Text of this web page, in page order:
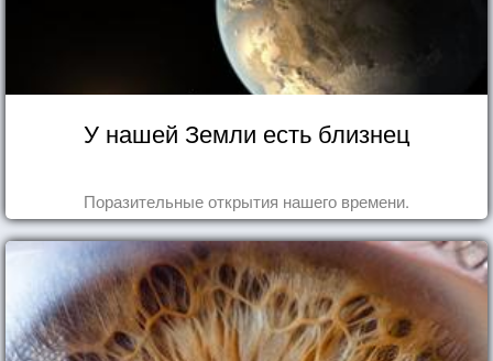
У нашей Земли есть близнец
Поразительные открытия нашего времени.